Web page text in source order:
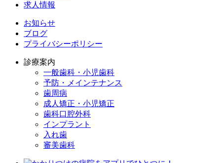
求人情報
お知らせ
ブログ
プライバシーポリシー
診療案内
一般歯科・小児歯科
予防・メインテナンス
歯周病
成人矯正・小児矯正
歯科口腔外科
インプラント
入れ歯
審美歯科